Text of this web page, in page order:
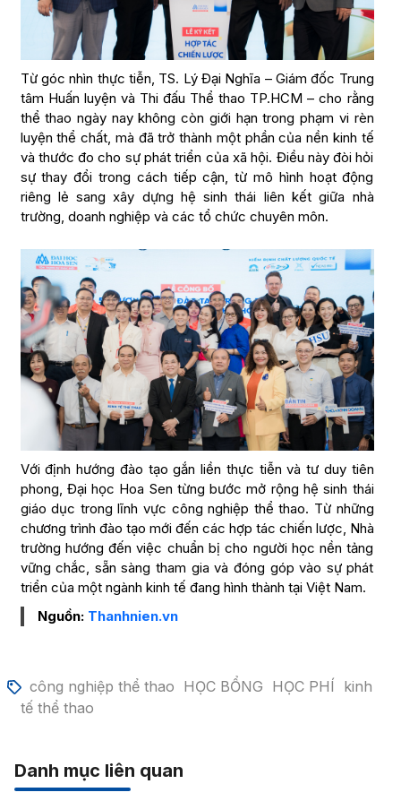
Từ góc nhìn thực tiễn, TS. Lý Đại Nghĩa – Giám đốc Trung
tâm Huấn luyện và Thi đấu Thể thao TP.HCM – cho rằng
thể thao ngày nay không còn giới hạn trong phạm vi rèn
luyện thể chất, mà đã trở thành một phần của nền kinh tế
và thước đo cho sự phát triển của xã hội. Điều này đòi hỏi
sự thay đổi trong cách tiếp cận, từ mô hình hoạt động
riêng lẻ sang xây dựng hệ sinh thái liên kết giữa nhà
trường, doanh nghiệp và các tổ chức chuyên môn.
Với định hướng đào tạo gắn liền thực tiễn và tư duy tiên
phong, Đại học Hoa Sen từng bước mở rộng hệ sinh thái
giáo dục trong lĩnh vực công nghiệp thể thao. Từ những
chương trình đào tạo mới đến các hợp tác chiến lược, Nhà
trường hướng đến việc chuẩn bị cho người học nền tảng
vững chắc, sẵn sàng tham gia và đóng góp vào sự phát
triển của một ngành kinh tế đang hình thành tại Việt Nam.
Nguồn: Thanhnien.vn
công nghiệp thể thao HỌC BỔNG HỌC PHÍ kinh
tế thể thao
Danh mục liên quan